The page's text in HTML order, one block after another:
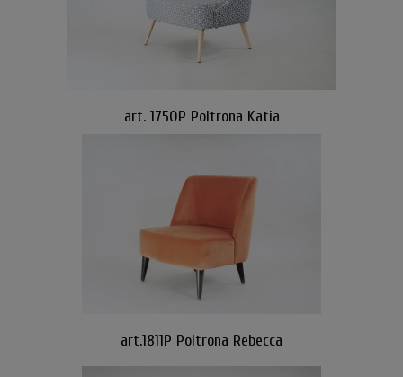
art. 1750P Poltrona Katia
art.1811P Poltrona Rebecca